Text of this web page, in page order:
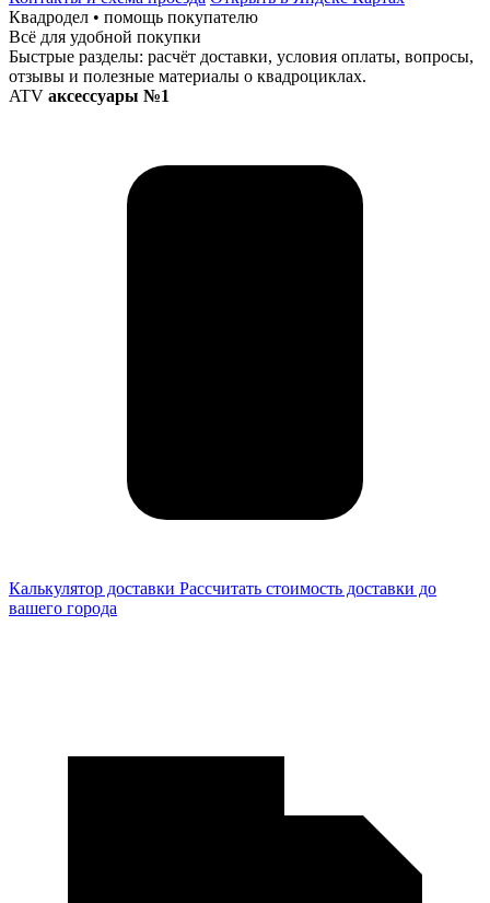
Квадродел • помощь покупателю
Всё для удобной покупки
Быстрые разделы: расчёт доставки, условия оплаты, вопросы,
отзывы и полезные материалы о квадроциклах.
ATV аксессуары №1
Калькулятор доставки Рассчитать стоимость доставки до
вашего города